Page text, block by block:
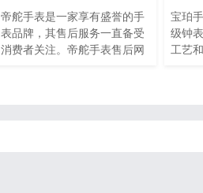
帝舵手表是一家享有盛誉的手
表品牌，其售后服务一直备受
消费者关注。帝舵手表售后网
宝珀
级钟
工艺